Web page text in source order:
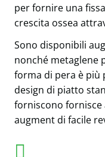
per fornire una
crescita ossea
Sono disponibili
nonché metaglene
forma di pera è più
design di piatto
forniscono
augment di facile